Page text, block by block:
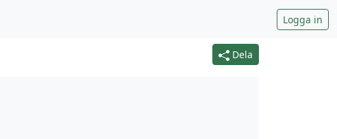
Logga in
Dela